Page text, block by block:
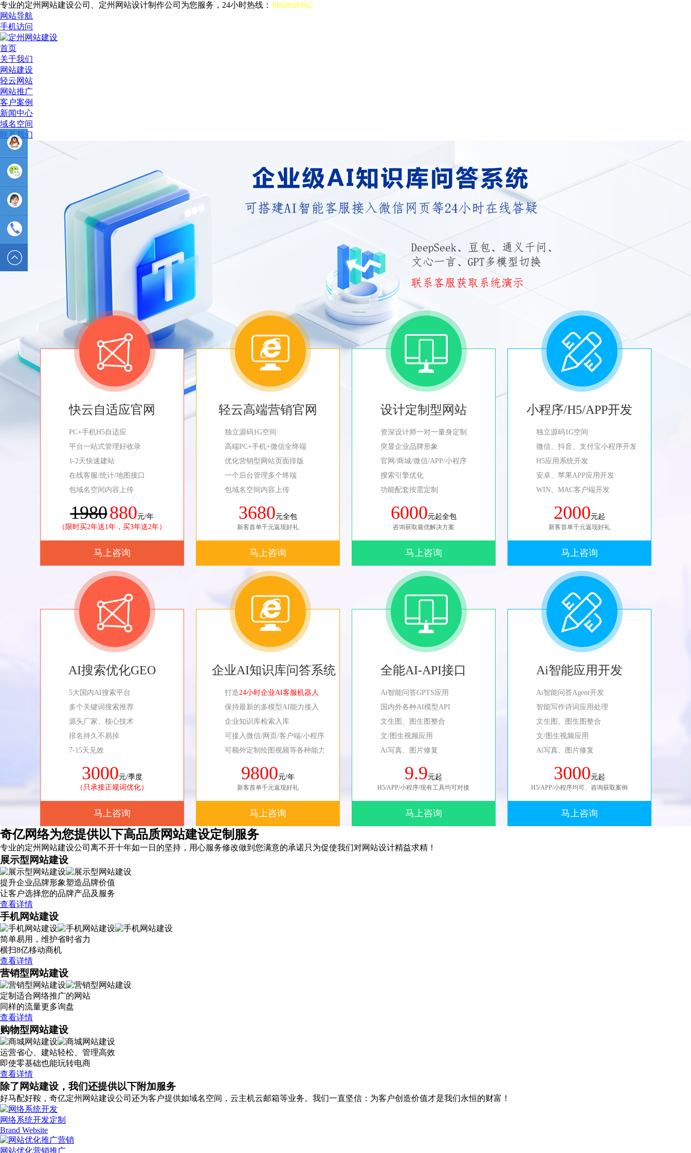
专业的定州网站建设公司、定州网站设计制作公司为您服务，24小时热线： 18028020402
网站导航
手机访问
首页
关于我们
网站建设
轻云网站
网站推广
客户案例
新闻中心
域名空间
联系我们
快云自适应官网
PC+手机H5自适应
平台一站式管理好收录
1-2天快速建站
在线客服/统计/地图接口
包域名空间内容上传
1980880元/年
（限时买2年送1年，买3年送2年）
马上咨询
轻云高端营销官网
独立源码1G空间
高端PC+手机+微信全终端
优化营销型网站页面排版
一个后台管理多个终端
包域名空间内容上传
3680元全包
新客首单千元返现好礼
马上咨询
设计定制型网站
资深设计师一对一量身定制
突显企业品牌形象
官网/商城/微信/APP/小程序
搜索引擎优化
功能配套按需定制
6000元起全包
咨询获取最优解决方案
马上咨询
小程序/H5/APP开发
独立源码1G空间
微信、抖音、支付宝小程序开发
H5应用系统开发
安卓、苹果APP应用开发
WIN、MAC客户端开发
2000元起
新客首单千元返现好礼
马上咨询
AI搜索优化GEO
5大国内AI搜索平台
多个关键词搜索推荐
源头厂家、核心技术
排名持久不易掉
7-15天见效
3000元/季度
（只承接正规词优化）
马上咨询
企业AI知识库问答系统
打造24小时企业AI客服机器人
保持最新的多模型AI能力接入
企业知识库检索入库
可接入微信/网页/客户端/小程序等
可额外定制绘图视频等各种能力
9800元/年
新客首单千元返现好礼
马上咨询
全能AI-API接口
Ai智能问答GPTS应用
国内外各种AI模型API
文生图、图生图整合
文/图生视频应用
Ai写真、图片修复
9.9元起
H5/APP/小程序/现有工具均可对接
马上咨询
Ai智能应用开发
Ai智能问答Agent开发
智能写作诗词应用处理
文生图、图生图整合
文/图生视频应用
Ai写真、图片修复
3000元起
H5/APP/小程序均可、咨询获取案例
马上咨询
奇亿网络为您提供以下高品质网站建设定制服务
专业的定州网站建设公司离不开十年如一日的坚持， 用心服务修改做到您满意的承诺只为促使我们对网站设计精益求精！
展示型网站建设
提升企业品牌形象塑造品牌价值
让客户选择您的品牌产品及服务
查看详情
手机网站建设
简单易用，维护省时省力
横扫8亿移动商机
查看详情
营销型网站建设
定制适合网络推广的网站
同样的流量更多询盘
查看详情
购物型网站建设
运营省心、建站轻松、管理高效
即使零基础也能玩转电商
查看详情
除了网站建设，我们还提供以下附加服务
好马配好鞍，奇亿定州网站建设公司还为客户提供如域名空间，云主机云邮箱等业务。我们一直坚信：为客户创造价值才是我们永恒的财富！
网络系统开发定制
Brand Website
网站优化营销推广
业务
QQ：
81233044
售后Q :
2589562336
电话 :